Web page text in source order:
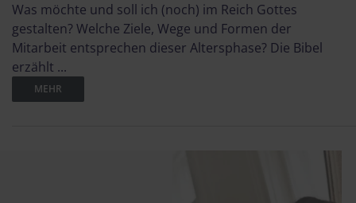
Was möchte und soll ich (noch) im Reich Gottes
gestalten? Welche Ziele, Wege und Formen der
Mitarbeit entsprechen dieser Altersphase? Die Bibel
erzählt ...
MEHR